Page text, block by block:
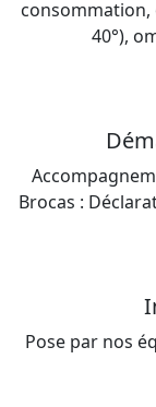
consommation,
40°),
Brocas :
Pose par nos